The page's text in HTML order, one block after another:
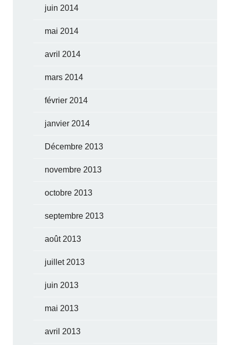
juin 2014
mai 2014
avril 2014
mars 2014
février 2014
janvier 2014
Décembre 2013
novembre 2013
octobre 2013
septembre 2013
août 2013
juillet 2013
juin 2013
mai 2013
avril 2013